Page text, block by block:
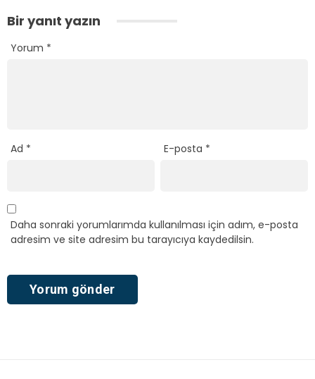
Bir yanıt yazın
Yorum *
Ad * E-posta *
Daha sonraki yorumlarımda kullanılması için adım, e-posta
adresim ve site adresim bu tarayıcıya kaydedilsin.